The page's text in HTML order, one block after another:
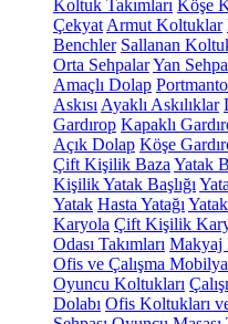
Koltuk Takımları Köşe
Çekyat Armut Koltuklar
Benchler Sallanan
Orta SehpalarYan
Amaçlı Dolap
Askısı Ayaklı Askılıklar
Gardırop Kapaklı
Açık Dolap Köşe
Çift Kişilik Baza Yatak
Kişilik Yatak Başlığı
Yatak Hasta Yatağı
Karyola Çift Kişilik
Odası Takımları Makyaj
Ofis ve Çalışma
Oyuncu Koltukları
Dolabı Ofis Koltukları